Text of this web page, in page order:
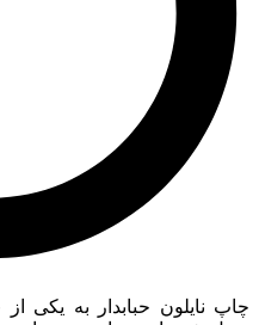
چاپ نایلون حبابدار به یکی